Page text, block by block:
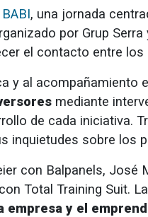
, una jornada
por Grup
el contacto entre
y al acompañamiento
mediante
de cada iniciativa.
inquietudes sobre los
con Balpanels,
Total Training Suit.
empresa y el